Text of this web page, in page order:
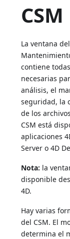
CSM
La ventana
contiene
necesarias
análisis, el
seguridad, la
de los
CSM está
aplicaciones
Server o 4D
Nota: la
disponible
4D.
Hay varias
del CSM. El
determina el